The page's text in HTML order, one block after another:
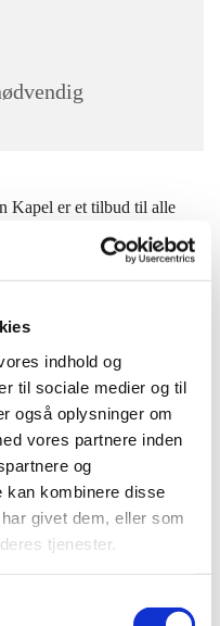
indhold og
til sociale medier og til
også oplysninger om
vores partnere inden
og
kan kombinere disse
givet dem, eller som
tjenester.
Kapel er et tilbud til alle
Dette hold er for børn på
et rum med tid, ro og
og sanselige til dans og
udvikling. Vi skal både
hold. Bagefter vil der
per baby). Du kan
under fanen ”for
kan du kontakte Anne